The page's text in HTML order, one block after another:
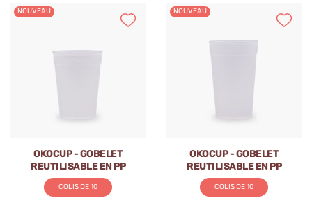
NOUVEAU
OKOCUP - GOBELET
REUTILISABLE EN PP
TRANSPARENT 11OZ-320ML
Ø80MM x1
COLIS DE 10
NOUVEAU
OKOCUP - GOBELET
REUTILISABLE EN PP
TRANSPARENT 13OZ-380ML
Ø80MM x1
COLIS DE 10